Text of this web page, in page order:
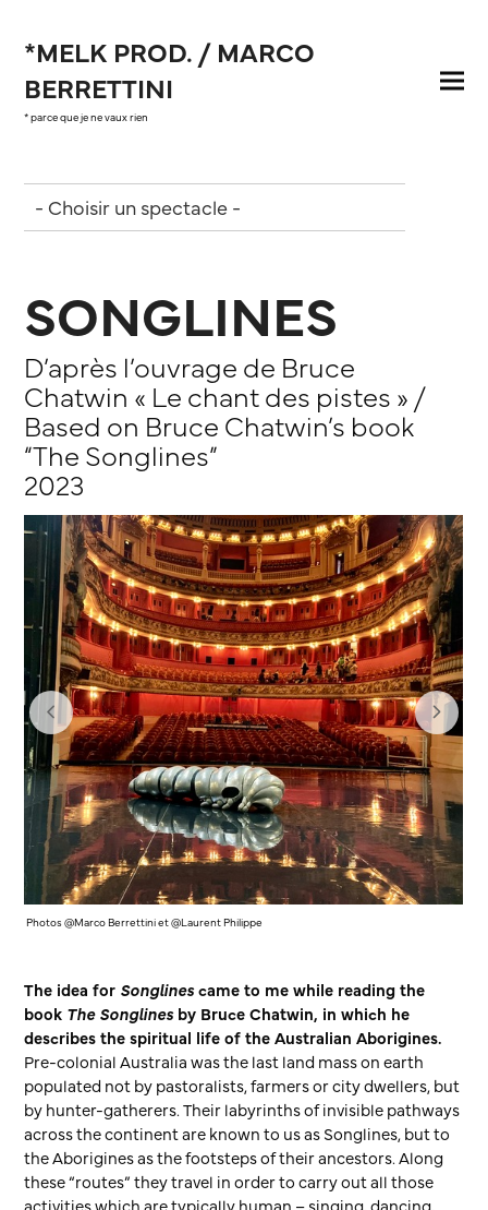
*MELK PROD. / MARCO
BERRETTINI
* parce que je ne vaux rien
SONGLINES
D’après l’ouvrage de Bruce
Chatwin « Le chant des pistes » /
Based on Bruce Chatwin’s book
“The Songlines”
2023
Photos @Marco Berrettini et @Laurent Philippe
The idea for Songlinescame to me while reading the
book The Songlinesby Bruce Chatwin, in which he
describes the spiritual life of the Australian Aborigines.
Pre-colonial Australia was the last land mass on earth
populated not by pastoralists, farmers or city dwellers, but
by hunter-gatherers. Their labyrinths of invisible pathways
across the continent are known to us as Songlines, but to
the Aborigines as the footsteps of their ancestors. Along
these “routes” they travel in order to carry out all those
activities which are typically human – singing, dancing,